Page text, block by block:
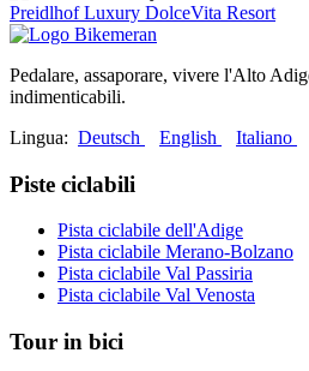
Preidlhof Luxury DolceVita Resort
Pedalare, assaporare, vivere l'Alto
indimenticabili.
Lingua: Deutsch English Italiano
Piste ciclabili
Pista ciclabile dell'Adige
Pista ciclabile Merano-Bolzano
Pista ciclabile Val Passiria
Pista ciclabile Val Venosta
Tour in bici